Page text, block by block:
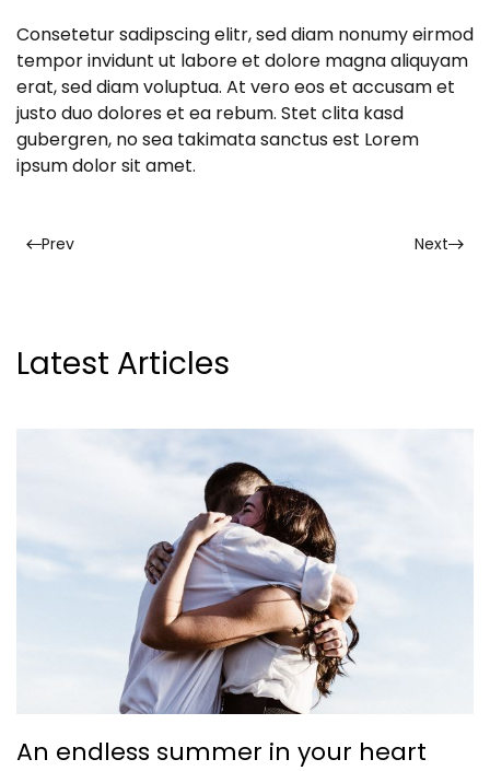
Consetetur sadipscing elitr, sed diam nonumy eirmod
tempor invidunt ut labore et dolore magna aliquyam
erat, sed diam voluptua. At vero eos et accusam et
justo duo dolores et ea rebum. Stet clita kasd
gubergren, no sea takimata sanctus est Lorem
ipsum dolor sit amet.
Prev Next
Latest Articles
An endless summer in your heart